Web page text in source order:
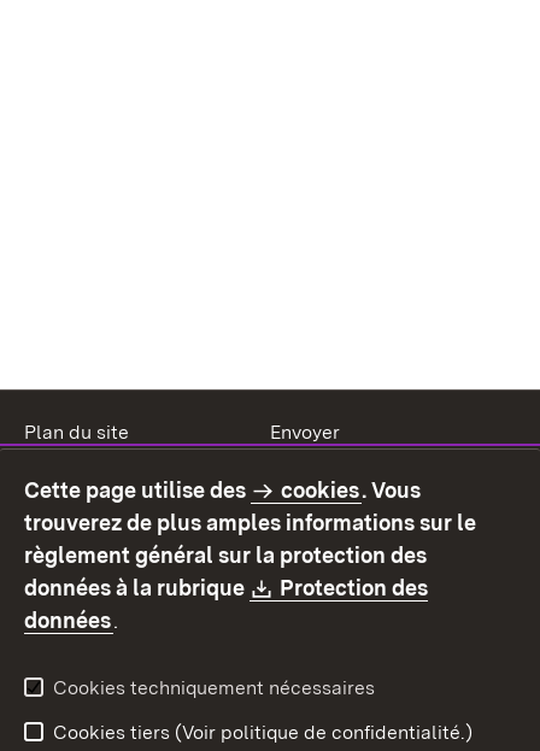
Plan du site
Envoyer
Mode d'emploi
Déclaration sur
l'accessibilité
Contact
Signaler un lien brisé
Cette page utilise des cookies. Vous
trouverez de plus amples informations sur le
règlement général sur la protection des
données à la rubrique
Download:
Protection des
données.
Cookies techniquement nécessaires
Cookies tiers (Voir politique de confidentialité.)